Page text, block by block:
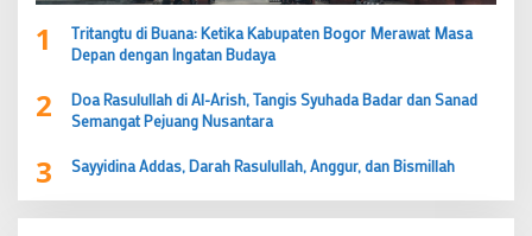
1
Tritangtu di Buana: Ketika Kabupaten Bogor Merawat Masa
Depan dengan Ingatan Budaya
2
Doa Rasulullah di Al-Arish, Tangis Syuhada Badar dan Sanad
Semangat Pejuang Nusantara
3 Sayyidina Addas, Darah Rasulullah, Anggur, dan Bismillah